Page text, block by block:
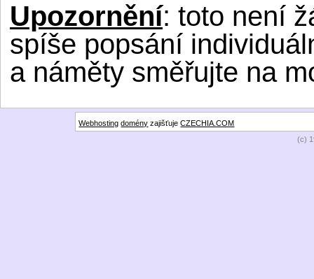
Upozornění: toto není
spíše popsání
a náměty směřujte na
Webhosting domény zajišťujeCZECHIA.COM
(c)